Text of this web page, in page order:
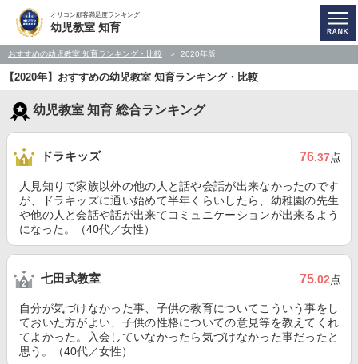
オリコン顧客満足度ランキング
幼児教室 知育
おすすめの幼児教室 知育ランキング・比較 2020年版
【2020年】おすすめの幼児教室 知育ランキング・比較
幼児教室 知育 総合ランキング
ドラキッズ 76.37点
人見知りで家族以外の他の人と話や会話が出来なかったのです
が、ドラキッズに通い始めて半年くらいしたら、幼稚園の先生
や他の人と会話や話が出来てコミュニケーションが出来るよう
になった。（40代／女性）
七田式教室 75.02点
自分が気づけなかった事、子供の教育についてこういう事をし
ておいた方がよい、子供の性格についての意見等を教えてくれ
てよかった。入会していなかったら気づけなかった事だったと
思う。（40代／女性）